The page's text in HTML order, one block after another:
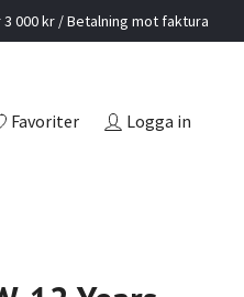
000 kr / Betalning mot faktura
Favoriter Logga in